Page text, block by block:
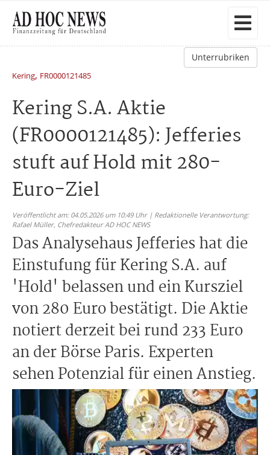
Unterrubriken
Kering, FR0000121485
Kering S.A. Aktie
(FR0000121485): Jefferies
stuft auf Hold mit 280-
Euro-Ziel
Veröffentlicht am: 04.05.2026 um 10:49 Uhr | Redaktionelle Verantwortung:
Rafael Müller, Chefredakteur AD HOC NEWS
Das Analysehaus Jefferies hat die
Einstufung für Kering S.A. auf
'Hold' belassen und ein Kursziel
von 280 Euro bestätigt. Die Aktie
notiert derzeit bei rund 233 Euro
an der Börse Paris. Experten
sehen Potenzial für einen Anstieg.